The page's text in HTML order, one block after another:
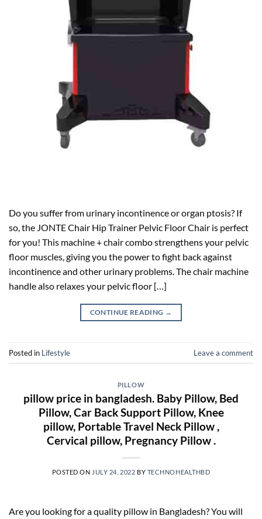
Do you suffer from urinary incontinence or organ ptosis? If
so, the JONTE Chair Hip Trainer Pelvic Floor Chair is perfect
for you! This machine + chair combo strengthens your pelvic
floor muscles, giving you the power to fight back against
incontinence and other urinary problems. The chair machine
handle also relaxes your pelvic floor […]
CONTINUE READING →
Posted in Lifestyle Leave a comment
PILLOW
pillow price in bangladesh. Baby Pillow, Bed
Pillow, Car Back Support Pillow, Knee
pillow, Portable Travel Neck Pillow ,
Cervical pillow, Pregnancy Pillow .
POSTED ON JULY 24, 2022 BY TECHNOHEALTHBD
Are you looking for a quality pillow in Bangladesh? You will